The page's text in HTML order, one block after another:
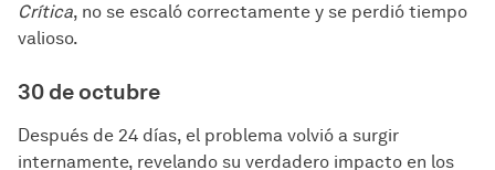
Crítica, no se escaló correctamente y se perdió tiempo
valioso.
30 de octubre
Después de 24 días, el problema volvió a surgir
internamente, revelando su verdadero impacto en los